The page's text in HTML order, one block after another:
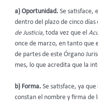
a) Oportunidad. Se satisface,
dentro del plazo de cinco
de Justicia, toda vez que el
once de marzo, en tanto que
de partes de este Órgano
mes, lo que acredita que la
b) Forma. Se satisface, ya
constan el nombre y firma de